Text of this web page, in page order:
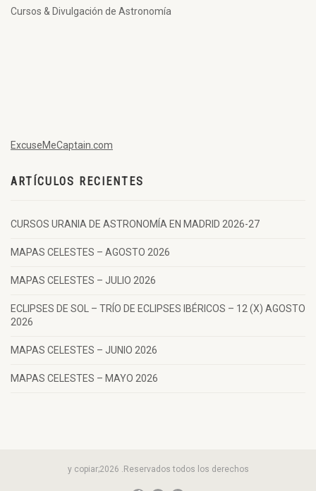
Cursos & Divulgación de Astronomía
ExcuseMeCaptain.com
ARTÍCULOS RECIENTES
CURSOS URANIA DE ASTRONOMÍA EN MADRID 2026-27
MAPAS CELESTES – AGOSTO 2026
MAPAS CELESTES – JULIO 2026
ECLIPSES DE SOL – TRÍO DE ECLIPSES IBÉRICOS – 12 (X) AGOSTO
2026
MAPAS CELESTES – JUNIO 2026
MAPAS CELESTES – MAYO 2026
y copiar;2026 .Reservados todos los derechos